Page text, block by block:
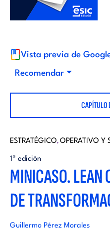
d
r
i
a
l
o
r
a
Vista previa de
Recomendar
CAPÍTULO
ESTRATÉGICO, OPERATIVO Y
1ª edición
MINICASO. LEAN
DE
Guillermo Pérez Morales